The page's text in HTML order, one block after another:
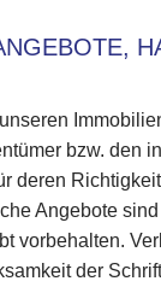
bzw. den
deren
Angebote
vorbehalten.
der